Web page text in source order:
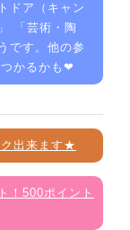
ドア（キャン
」 「 芸術・陶
です。他の参
かるかも❤
ク出来ます★
！500ポイント